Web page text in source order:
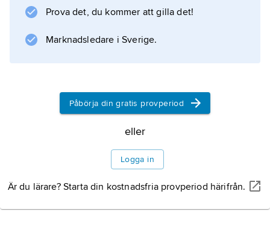
minskat avsevärt. År 2008 hade endast 47
vatten och på landsbygden var motsvarande
Prova det, du kommer att gilla det!
Marknadsledare i Sverige.
Påbörja din gratis provperiod
eller
Logga in
Är du lärare? Starta din kostnadsfria provperiod härifrån.